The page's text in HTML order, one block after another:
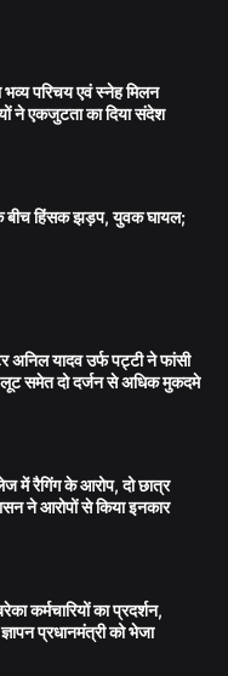
भव्य परिचय एवं स्नेह मिलन
ने एकजुटता का दिया संदेश
बीच हिंसक झड़प, युवक घायल;
अनिल यादव उर्फ पट्टी ने फांसी
लूट समेत दो दर्जन से अधिक मुकदमे
में रैगिंग के आरोप, दो छात्र
ने आरोपों से किया इनकार
कर्मचारियों का प्रदर्शन,
प्रधानमंत्री को भेजा